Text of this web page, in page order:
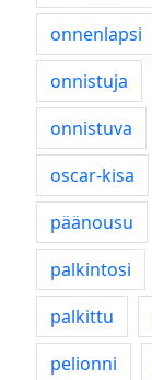
onnenlapsi
onnistuja
onnistuva
oscar-kisa
päänousu
palkintosi
palkittu
pelionni